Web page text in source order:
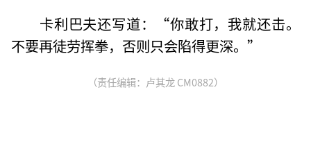
卡利巴夫还写道：“你敢打，我就还击。
不要再徒劳挥拳，否则只会陷得更深。”
（责任编辑：卢其龙 CM0882）